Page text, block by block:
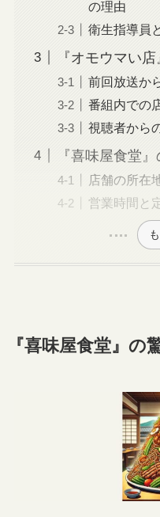
の理由
衛生指導員
『オモウマい
前回放送か
番組内での
視聴者から
『喜味屋食堂
店舗の所在
営業時間と
『喜味屋食堂』の